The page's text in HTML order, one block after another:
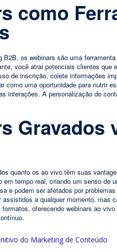
como
B2B, os webinars são uma
você atrai potenciais clientes que
de inscrição, colete informações
como uma oportunidade para nutrir
interações. A personalização do
Gravados
quanto os ao vivo têm suas
em tempo real, criando um senso de
e podem ser afetados por
assistidos a qualquer momento, mas
oferecendo webinars ao